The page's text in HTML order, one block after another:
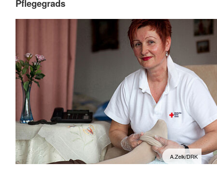
Pflegegrads
A.Zelk/DRK